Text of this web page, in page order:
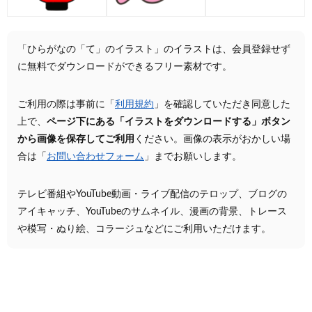
「ひらがなの「て」のイラスト」のイラストは、会員登録せず
に無料でダウンロードができるフリー素材です。
ご利用の際は事前に「 利用規約 」を確認していただき同意した
上で、 ページ下にある「イラストをダウンロードする」ボタン
から画像を保存してご利用 ください。画像の表示がおかしい場
合は「 お問い合わせフォーム 」までお願いします。
テレビ番組やYouTube動画・ライブ配信のテロップ、ブログの
アイキャッチ、YouTubeのサムネイル、漫画の背景、トレース
や模写・ぬり絵、コラージュなどにご利用いただけます。